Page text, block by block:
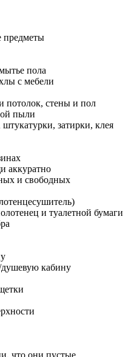
предметы
пола
с мебели
потолок, стены и пол
пыли
затирки, клея
аккуратно
и свободных
и туалетной бумаги
кабину
что они пустые